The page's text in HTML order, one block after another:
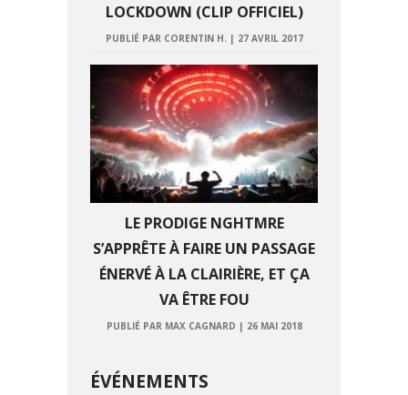
LOCKDOWN (CLIP OFFICIEL)
PUBLIÉ PAR CORENTIN H. | 27 AVRIL 2017
LE PRODIGE NGHTMRE
S’APPRÊTE À FAIRE UN PASSAGE
ÉNERVÉ À LA CLAIRIÈRE, ET ÇA
VA ÊTRE FOU
PUBLIÉ PAR MAX CAGNARD | 26 MAI 2018
ÉVÉNEMENTS